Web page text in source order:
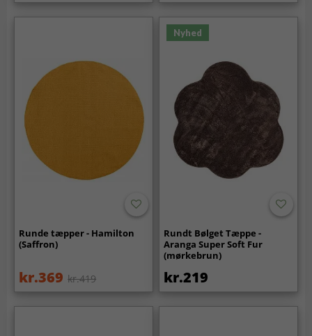
Runde tæpper - Hamilton
(Saffron)
kr.369 kr.419
Nyhed
Rundt Bølget Tæppe -
Aranga Super Soft Fur
(mørkebrun)
kr.219